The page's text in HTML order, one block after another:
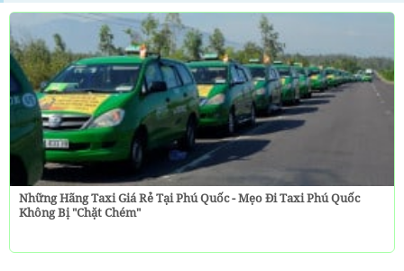
Những Hãng Taxi Giá Rẻ Tại Phú Quốc - Mẹo Đi Taxi Phú Quốc
Không Bị "chặt Chém"